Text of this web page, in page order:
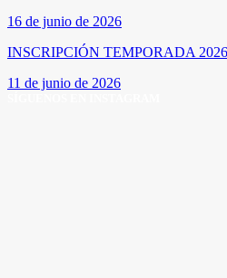
16 de junio de 2026
INSCRIPCIÓN TEMPORADA
11 de junio de 2026